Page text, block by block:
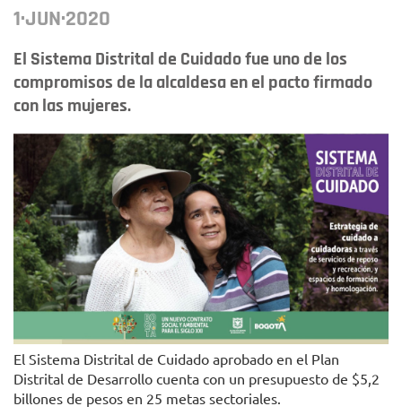
1·JUN·2020
El Sistema Distrital de Cuidado fue uno de los
compromisos de la alcaldesa en el pacto firmado
con las mujeres.
El Sistema Distrital de Cuidado aprobado en el Plan
Distrital de Desarrollo cuenta con un presupuesto de $5,2
billones de pesos en 25 metas sectoriales.